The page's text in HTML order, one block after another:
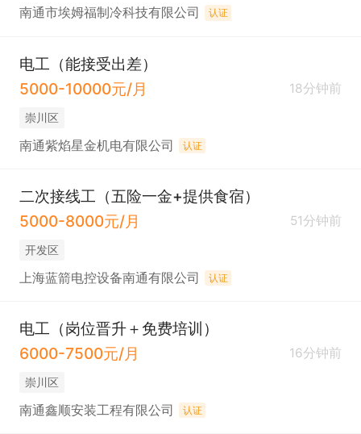
南通市埃姆福制冷科技有限公司 认证
电工（能接受出差）
5000-10000元/月
18分钟前
崇川区
南通紫焰星金机电有限公司 认证
二次接线工（五险一金+提供食宿）
5000-8000元/月
51分钟前
开发区
上海蓝箭电控设备南通有限公司 认证
电工（岗位晋升＋免费培训）
6000-7500元/月
16分钟前
崇川区
南通鑫顺安装工程有限公司 认证